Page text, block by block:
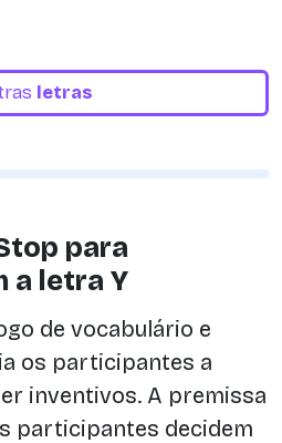
letras
para
a letra Y
de vocabulário e
os participantes a
inventivos. A premissa
participantes decidem